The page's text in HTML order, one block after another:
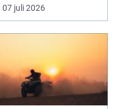
säk...
07 juli 2026